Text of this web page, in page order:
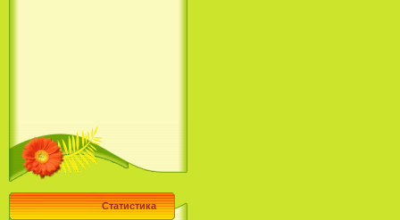
Статистика